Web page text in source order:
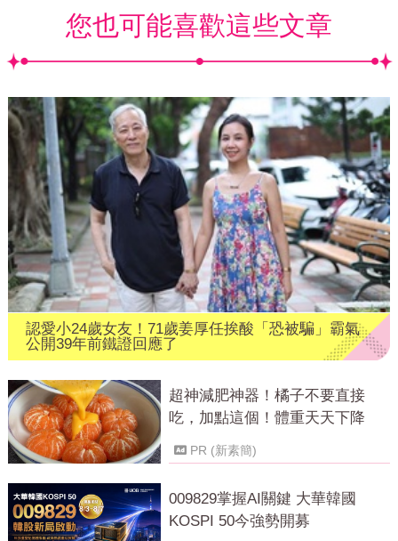
您也可能喜歡這些文章
認愛小24歲女友！71歲姜厚任挨酸「恐被騙」霸氣
公開39年前鐵證回應了
超神減肥神器！橘子不要直接
吃，加點這個！體重天天下降
PR (新素簡)
009829掌握AI關鍵 大華韓國
KOSPI 50今強勢開募